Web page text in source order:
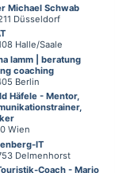
Michael Schwab
Düsseldorf
Halle/Saale
lamm | beratung
coaching
Berlin
Häfele - Mentor,
Wien
IT
Delmenhorst
Coach - Mario